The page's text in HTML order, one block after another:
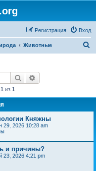
Вход
Регистрация
Животные
Поиск
1 из 1
Княжны
29, 2026 10:28 am
и причины?
23, 2026 4:21 pm